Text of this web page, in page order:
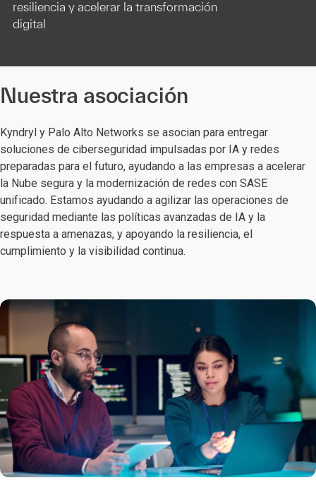
resiliencia y acelerar la transformación
digital
Nuestra asociación
Kyndryl y Palo Alto Networks se asocian para entregar
soluciones de ciberseguridad impulsadas por IA y redes
preparadas para el futuro, ayudando a las empresas a acelerar
la Nube segura y la modernización de redes con SASE
unificado. Estamos ayudando a agilizar las operaciones de
seguridad mediante las políticas avanzadas de IA y la
respuesta a amenazas, y apoyando la resiliencia, el
cumplimiento y la visibilidad continua.